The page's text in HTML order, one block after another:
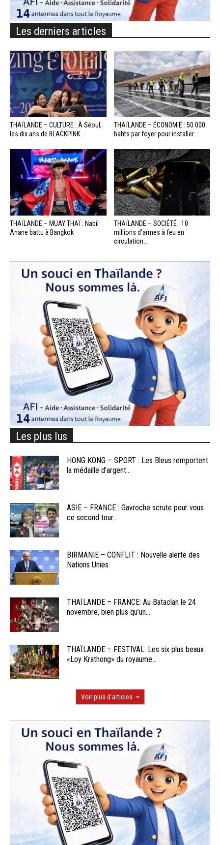
Les derniers articles
THAÏLANDE – CULTURE : À Séoul,
les dix ans de BLACKPINK...
THAÏLANDE – ÉCONOMIE : 50 000
bahts par foyer pour installer...
THAÏLANDE – MUAY THAÏ : Nabil
Anane battu à Bangkok
THAÏLANDE – SOCIÉTÉ : 10
millions d’armes à feu en
circulation...
Les plus lus
HONG KONG – SPORT : Les Bleus remportent
la médaille d’argent...
ASIE – FRANCE : Gavroche scrute pour vous
ce second tour...
BIRMANIE – CONFLIT : Nouvelle alerte des
Nations Unies
THAÏLANDE – FRANCE: Au Bataclan le 24
novembre, bien plus qu’un...
THAÏLANDE – FESTIVAL: Les six plus beaux
«Loy Krathong» du royaume...
Voir plus d'articles